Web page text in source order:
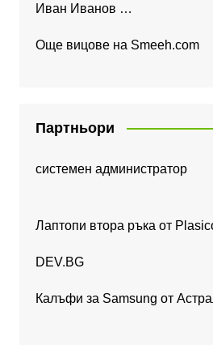
Иван Иванов …
Още вицове на Smeeh.com
Партньори
системен администратор
Лаптопи втора ръка от
DEV.BG
Калъфи за Samsung от